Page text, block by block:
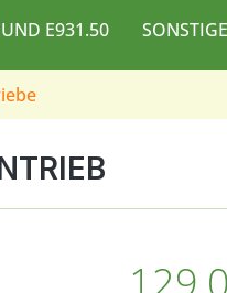
E931.50
Regulärer